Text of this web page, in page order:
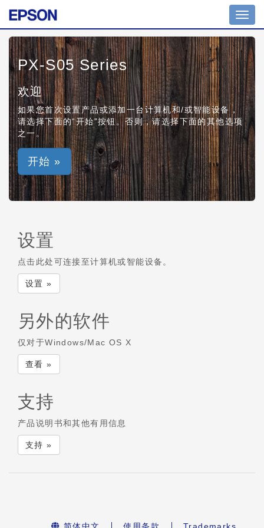
PX-S05 Series
欢迎
如果您首次设置产品或添加一台计算机和/或智能设备，
请选择下面的“开始”按钮。否则，请选择下面的其他选项
之一。
开始 »
设置
点击此处可连接至计算机或智能设备。
设置 »
另外的软件
仅对于Windows/Mac OS X
查看 »
支持
产品说明书和其他有用信息
支持 »